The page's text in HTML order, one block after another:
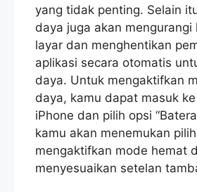
yang tidak penting. Selain
daya juga akan mengurangi
layar dan menghentikan
aplikasi secara otomatis
daya. Untuk mengaktifkan
daya, kamu dapat masuk
iPhone dan pilih opsi
kamu akan menemukan
mengaktifkan mode hemat
menyesuaikan setelan